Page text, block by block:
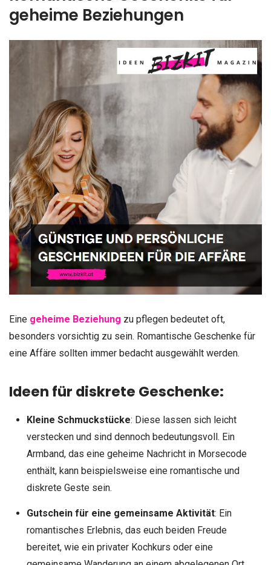
geheime Beziehungen
Eine geheime Beziehung zu pflegen bedeutet oft,
besonders vorsichtig zu sein. Romantische Geschenke für
eine Affäre sollten immer bedacht ausgewählt werden.
Ideen für diskrete Geschenke:
Kleine Schmuckstücke: Diese lassen sich leicht
verstecken und sind dennoch bedeutungsvoll. Ein
Armband, das eine geheime Nachricht in Morsecode
enthält, kann beispielsweise eine romantische und
diskrete Geste sein.
Gutschein für eine gemeinsame Aktivität: Ein
romantisches Erlebnis, das euch beiden Freude
bereitet, wie ein privater Kochkurs oder eine